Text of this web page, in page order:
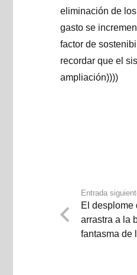
eliminación de
gasto se
factor de
recordar que el
ampliación))))
Entrada
El desplome
arrastra a la
fantasma de